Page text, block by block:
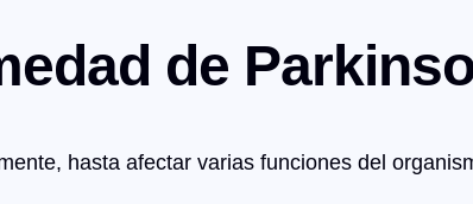
de
hasta afectar varias funciones del